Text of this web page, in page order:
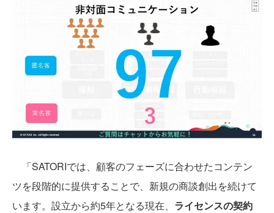
「SATORIでは、顧客のフェーズに合わせたコンテン
ツを段階的に提供することで、新規の商談創出を続けて
います。設立から約5年となる現在、 ライセンスの契約